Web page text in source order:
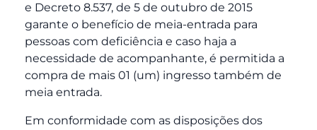
e Decreto 8.537, de 5 de outubro de 2015
garante o benefício de meia-entrada para
pessoas com deficiência e caso haja a
necessidade de acompanhante, é permitida a
compra de mais 01 (um) ingresso também de
meia entrada.
Em conformidade com as disposições dos